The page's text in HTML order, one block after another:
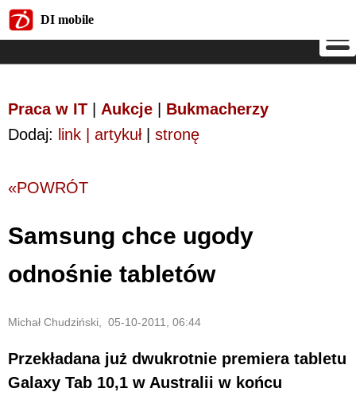
DI mobile
Praca w IT Aukcje
Bukmacherzy
Dodaj: link | artykuł| stronę
«POWRÓT
Samsung chce ugody
odnośnie tabletów
Michał Chudziński, 05-10-2011, 06:44
Przekładana już dwukrotnie premiera tabletu
Galaxy Tab 10,1 w Australii w końcu
DI mobile